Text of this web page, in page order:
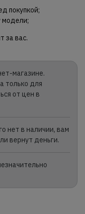
покупкой;
модели;
за вас.
магазине.
только для
от цен в
нет в наличии, вам
вернут деньги.